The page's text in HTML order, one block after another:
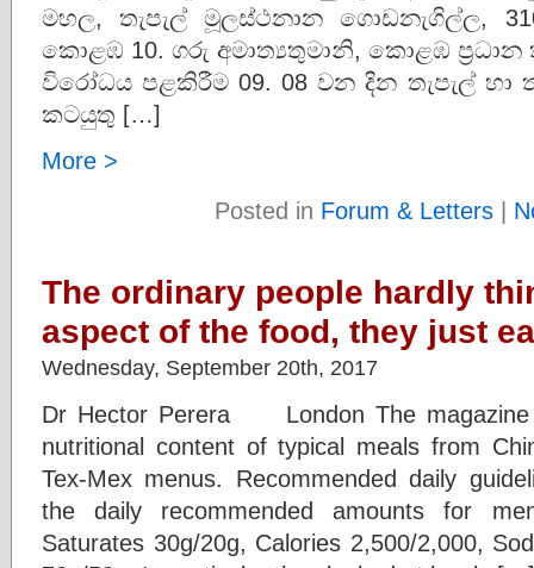
මහල, තැපැල් මූලස්ථනාන ගොඩනැගිල්ල,
කොළඹ 10. ගරු අමාත්‍යතුමානි, කොළඹ ප‍්‍රධාන
විරෝධය පළකිරීම 09. 08 වන දින තැපැල් හා
කටයුතු […]
More >
Posted in Forum & Letters|
The ordinary people hardly
aspect of the food, they just
Wednesday, September 20th, 2017
Dr Hector Perera London The magazine
nutritional content of typical meals from
Tex-Mex menus. Recommended daily
the daily recommended amounts for
Saturates 30g/20g, Calories 2,500/2,000,